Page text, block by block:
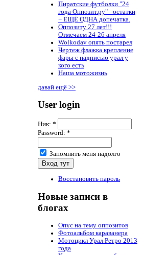
Пиратские футболки "24
года Оппозит.ру" - остатки
+ ЕЩЁ ОДНА допечатка.
Оппозиту 27 лет!!!
Отмечаем 24-26 апреля
Wolkodav опять постарел
Чертеж флажка крепление
фары с надписью урал у
кого есть
Наша мотожизнь
давай ещё >>
User login
Ник: *
Password: *
Запомнить меня надолго
Восстановить пароль
Новые записи в
блогах
Опус на тему оппозитов
Фотоальбом караванера
Мотоцикл Урал Ретро 2013
года